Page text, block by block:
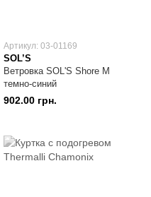
Артикул: 03-01169
SOL’S
Ветровка SOL'S Shore M
темно-синий
902.00 грн.